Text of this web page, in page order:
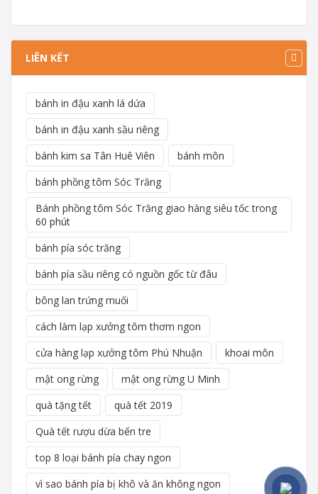
LIÊN KẾT
bánh in đậu xanh lá dứa
bánh in đậu xanh sầu riêng
bánh kim sa Tân Huê Viên
bánh môn
bánh phồng tôm Sóc Trăng
Bánh phồng tôm Sóc Trăng giao hàng siêu tốc trong
60 phút
bánh pía sóc trăng
bánh pía sầu riêng có nguồn gốc từ đâu
bông lan trứng muối
cách làm lạp xưởng tôm thơm ngon
cửa hàng lạp xưởng tôm Phú Nhuận
khoai môn
mật ong rừng
mật ong rừng U Minh
quà tặng tết
quà tết 2019
Quà tết rượu dừa bến tre
top 8 loại bánh pía chay ngon
vì sao bánh pía bị khô và ăn không ngon